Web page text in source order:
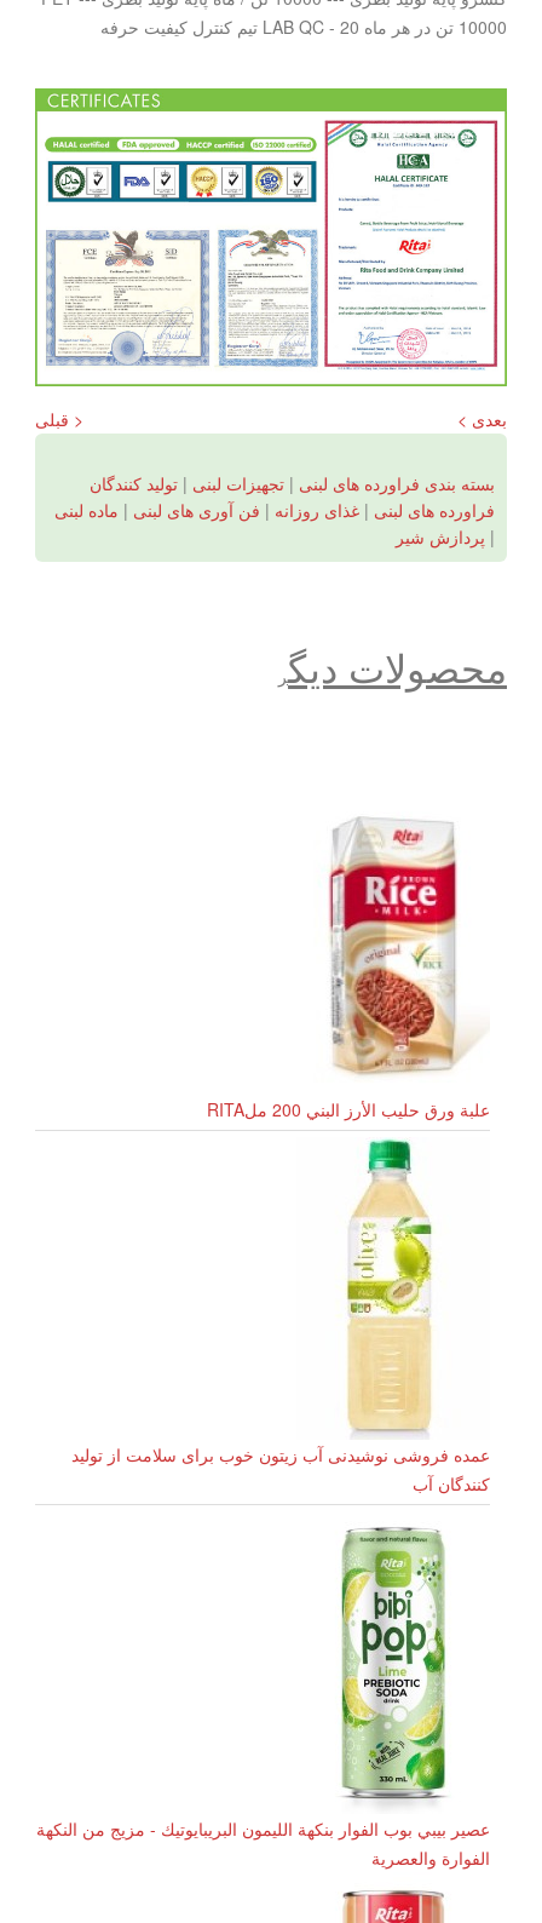
10000 تن در هر ماه LAB QC - 20 تیم کنترل کیفیت حرفه
< قبلی بعدی >
بسته بندی فراورده های لبنی | تجهیزات لبنی | تولید کنندگان
فراورده های لبنی | غذای روزانه | فن آوری های لبنی | ماده لبنی
| پردازش شیر
محصولات دیگر
علبة ورق حليب الأرز البني 200 ملRITA
عمده فروشی نوشیدنی آب زیتون خوب برای سلامت از تولید
کنندگان آب
عصير بيبي بوب الفوار بنكهة الليمون البريبايوتيك - مزيج من النكهة
الفوارة والعصرية